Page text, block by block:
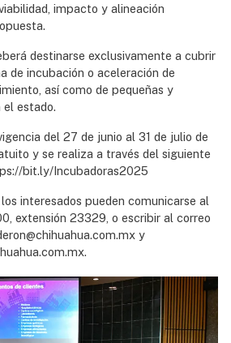
impacto y alineación
destinarse exclusivamente a cubrir
de incubación o aceleración de
así como de pequeñas y
el estado.
del 27 de junio al 31 de julio de
y se realiza a través del siguiente
bit.ly/Incubadoras2025
interesados pueden comunicarse al
extensión 23329, o escribir al correo
y